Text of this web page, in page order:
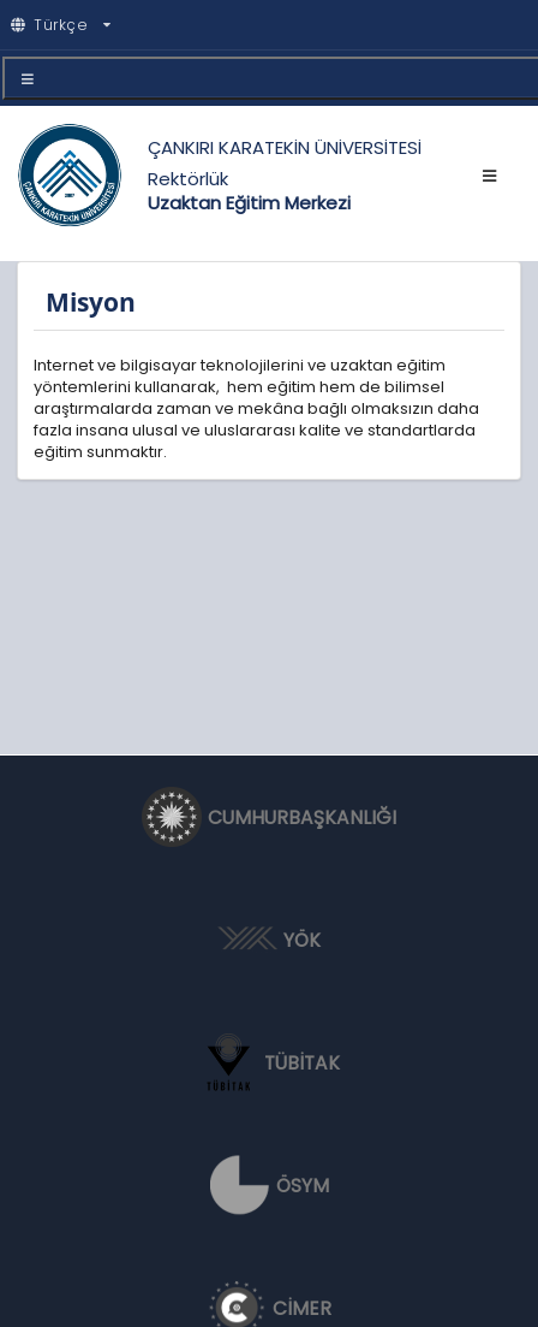
Türkçe
ÇANKIRI KARATEKİN ÜNİVERSİTESİ
Rektörlük
Uzaktan Eğitim Merkezi
Misyon
Internet ve bilgisayar teknolojilerini ve uzaktan eğitim
yöntemlerini kullanarak, hem eğitim hem de bilimsel
araştırmalarda zaman ve mekâna bağlı olmaksızın daha
fazla insana ulusal ve uluslararası kalite ve standartlarda
eğitim sunmaktır.
CUMHURBAŞKANLIĞI
YÖK
TÜBİTAK
ÖSYM
CİMER